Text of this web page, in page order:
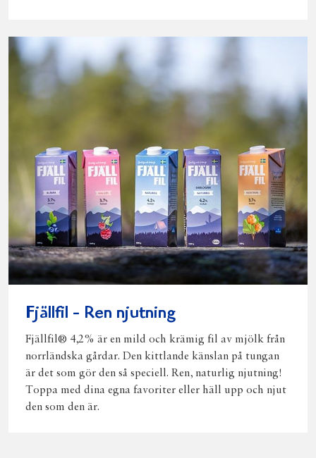
Fjällfil - Ren njutning
Fjällfil® 4,2% är en mild och krämig fil av mjölk från
norrländska gårdar. Den kittlande känslan på tungan
är det som gör den så speciell. Ren, naturlig njutning!
Toppa med dina egna favoriter eller häll upp och njut
den som den är.